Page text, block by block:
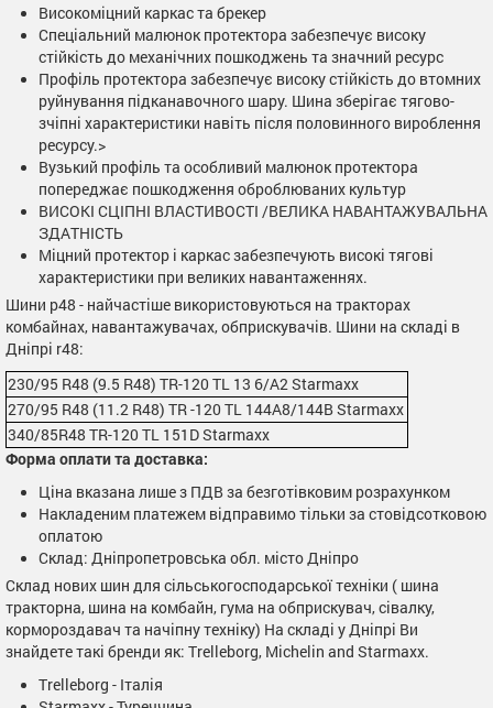
Високоміцний каркас та брекер
Спеціальний малюнок протектора забезпечує високу
стійкість до механічних пошкоджень та значний ресурс
Профіль протектора забезпечує високу стійкість до втомних
руйнування підканавочного шару. Шина зберігає тягово-
зчіпні характеристики навіть після половинного вироблення
ресурсу.>
Вузький профіль та особливий малюнок протектора
попереджає пошкодження оброблюваних культур
ВИСОКІ СЦІПНІ ВЛАСТИВОСТІ /ВЕЛИКА НАВАНТАЖУВАЛЬНА
ЗДАТНІСТЬ
Міцний протектор і каркас забезпечують високі тягові
характеристики при великих навантаженнях.
Шини р48 - найчастіше використовуються на тракторах
комбайнах, навантажувачах, обприскувачів. Шини на складі в
Дніпрі r48:
230/95 R48 (9.5 R48) TR-120 TL 13 6/A2 Starmaxx
270/95 R48 (11.2 R48) TR -120 TL 144A8/144B Starmaxx
340/85R48 TR-120 TL 151D Starmaxx
Форма оплати та доставка:
Ціна вказана лише з ПДВ за безготівковим розрахунком
Накладеним платежем відправимо тільки за стовідсотковою
оплатою
Склад: Дніпропетровська обл. місто Дніпро
Склад нових шин для сільськогосподарської техніки ( шина
тракторна, шина на комбайн, гума на обприскувач, сівалку,
кормороздавач та начіпну техніку) На складі у Дніпрі Ви
знайдете такі бренди як: Trelleborg, Michelin and Starmaxx.
Trelleborg - Італія